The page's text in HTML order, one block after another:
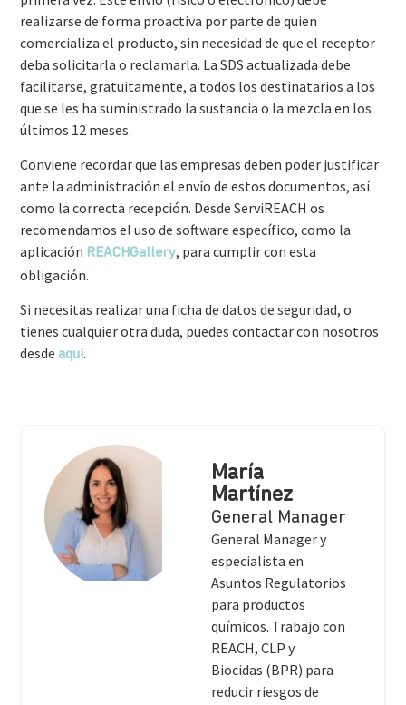
realizarse de forma proactiva por parte de quien
comercializa el producto, sin necesidad de que el receptor
deba solicitarla o reclamarla. La SDS actualizada debe
facilitarse, gratuitamente, a todos los destinatarios a los
que se les ha suministrado la sustancia o la mezcla en los
últimos 12 meses.
Conviene recordar que las empresas deben poder justificar
ante la administración el envío de estos documentos, así
como la correcta recepción. Desde ServiREACH os
recomendamos el uso de software específico, como la
aplicación REACHGallery, para cumplir con esta
obligación.
Si necesitas realizar una ficha de datos de seguridad, o
tienes cualquier otra duda, puedes contactar con nosotros
desde aquí.
María
Martínez
General Manager
General Manager y
especialista en
Asuntos Regulatorios
para productos
químicos. Trabajo con
REACH, CLP y
Biocidas (BPR) para
reducir riesgos de